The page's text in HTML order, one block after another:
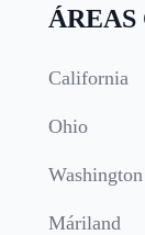
ÁREAS
California
Ohio
Washington
Máriland